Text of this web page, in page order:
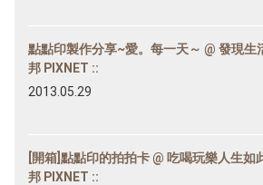
點點印製作分享~愛。每一天～ @ 發現生
邦 PIXNET ::
2013.05.29
[開箱]點點印的拍拍卡 @ 吃喝玩樂人生如
邦 PIXNET ::